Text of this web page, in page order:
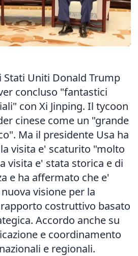
Uniti Donald Trump
concluso "fantastici
con Xi Jinping. Il tycoon
cinese come un "grande
Ma il presidente Usa ha
visita e' scaturito "molto
visita e' stata storica e di
e ha affermato che e'
visione per la
costruttivo basato
Accordo anche su
e coordinamento
e regionali.